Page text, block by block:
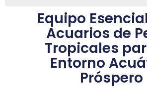
Equipo
Acuarios de
Tropicales
Entorno
Próspero